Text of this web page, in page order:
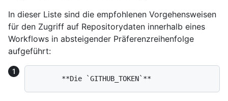
In dieser Liste sind die empfohlenen Vorgehensweisen
für den Zugriff auf Repositorydaten innerhalb eines
Workflows in absteigender Präferenzreihenfolge
aufgeführt: